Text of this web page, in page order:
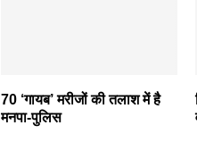
70 ‘गायब’ मरीजों की तलाश में है
मनपा-पुलिस